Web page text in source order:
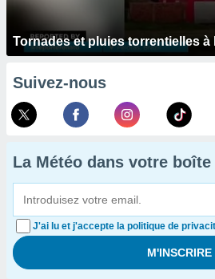
Tornades et pluies torrentielles à
Suivez-nous
La Météo dans votre boîte
J'ai lu et j'accepte la politique de